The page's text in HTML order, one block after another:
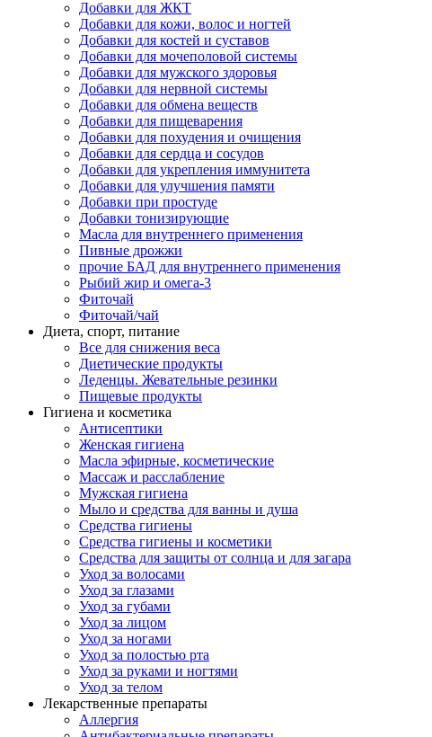
Добавки для ЖКТ
Добавки для кожи, волос и ногтей
Добавки для костей и суставов
Добавки для мочеполовой системы
Добавки для мужского здоровья
Добавки для нервной системы
Добавки для обмена веществ
Добавки для пищеварения
Добавки для похудения и очищения
Добавки для сердца и сосудов
Добавки для укрепления иммунитета
Добавки для улучшения памяти
Добавки при простуде
Добавки тонизирующие
Масла для внутреннего применения
Пивные дрожжи
прочие БАД для внутреннего применения
Рыбий жир и омега-3
Фиточай
Фиточай/чай
Диета, спорт, питание
Все для снижения веса
Диетические продукты
Леденцы. Жевательные резинки
Пищевые продукты
Гигиена и косметика
Антисептики
Женская гигиена
Масла эфирные, косметические
Массаж и расслабление
Мужская гигиена
Мыло и средства для ванны и душа
Средства гигиены
Средства гигиены и косметики
Средства для защиты от солнца и для загара
Уход за волосами
Уход за глазами
Уход за губами
Уход за лицом
Уход за ногами
Уход за полостью рта
Уход за руками и ногтями
Уход за телом
Лекарственные препараты
Аллергия